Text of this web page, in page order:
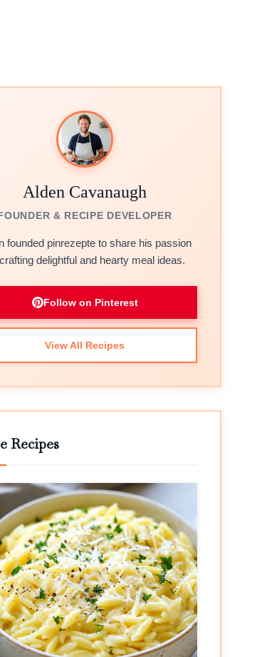
Alden Cavanaugh
& RECIPE DEVELOPER
founded pinrezepte to share his passion
delightful and hearty meal ideas.
Follow on Pinterest
View All Recipes
Recipes